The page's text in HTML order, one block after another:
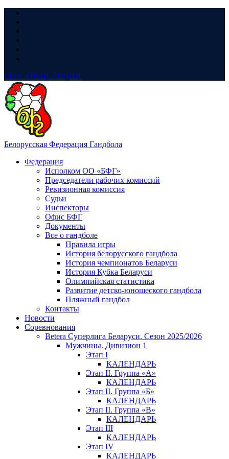
LIVE ТРАНСЛЯЦИЯ
Белорусская Федерация Гандбола
Федерация
Исполком ОО «БФГ»
Председатели рабочих комиссий
Ревизионная комиссия
Судьи
Инспекторы
Офис БФГ
Документы
Все о гандболе
Правила игры
История белорусского гандбола
История чемпионатов Беларуси
История Кубка Беларуси
Олимпийская статистика
Развитие детско-юношеского гандбола
Пляжный гандбол
Контакты
Новости
Соревнования
Betera Суперлига Беларуси. Сезон 2025/2026
Мужчины. Дивизион 1
Этап I
КАЛЕНДАРЬ
Этап II. Группа «А»
КАЛЕНДАРЬ
Этап II. Группа «Б»
КАЛЕНДАРЬ
Этап II. Группа «В»
КАЛЕНДАРЬ
Этап III
КАЛЕНДАРЬ
Этап IV
КАЛЕНДАРЬ